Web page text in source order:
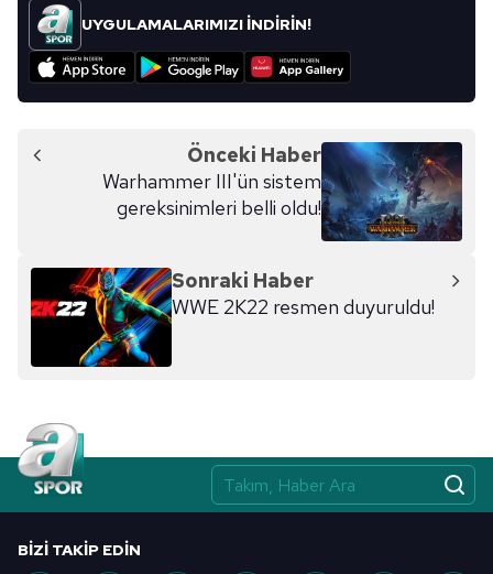
UYGULAMALARIMIZI İNDİRİN!
Önceki Haber
Warhammer III'ün sistem
gereksinimleri belli oldu!
Sonraki Haber
WWE 2K22 resmen duyuruldu!
BIZI TAKIP EDIN